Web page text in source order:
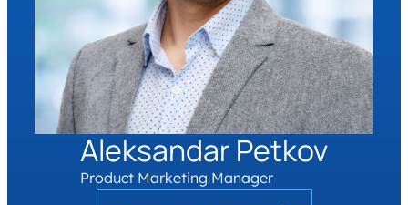
Aleksandar Petkov
Product Marketing Manager